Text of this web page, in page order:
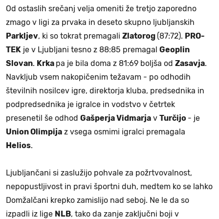
Od ostaslih srečanj velja omeniti že tretjo zaporedno
zmago v ligi za prvaka in deseto skupno ljubljanskih
Parkljev, ki so tokrat premagali Zlatorog (87:72). PRO-
TEK je v Ljubljani tesno z 88:85 premagal Geoplin
Slovan. Krka pa je bila doma z 81:69 boljša od Zasavja.
Navkljub vsem nakopičenim težavam - po odhodih
številnih nosilcev igre, direktorja kluba, predsednika in
podpredsednika je igralce in vodstvo v četrtek
presenetil še odhod Gašperja Vidmarja v Turčijo - je
Union Olimpija z vsega osmimi igralci premagala
Helios.
Ljubljančani si zaslužijo pohvale za požrtvovalnost,
nepopustljivost in pravi športni duh, medtem ko se lahko
Domžalčani krepko zamislijo nad seboj. Ne le da so
izpadli iz lige NLB, tako da zanje zaključni boji v